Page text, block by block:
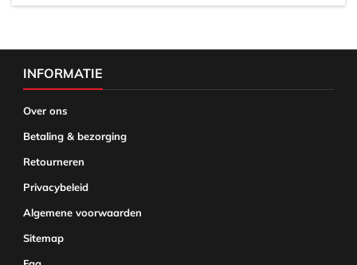
INFORMATIE
Over ons
Betaling & bezorging
Retourneren
Privacybeleid
Algemene voorwaarden
Sitemap